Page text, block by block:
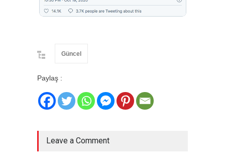
Güncel
Paylaş :
Leave a Comment